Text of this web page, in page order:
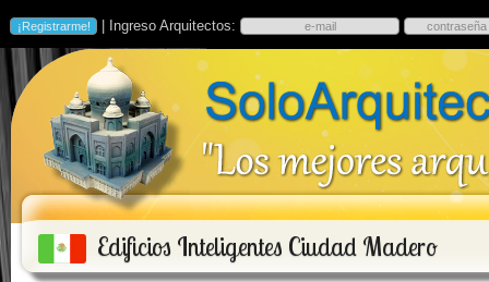
| Ingreso Arquitectos:
Edificios Inteligentes Ciudad Madero